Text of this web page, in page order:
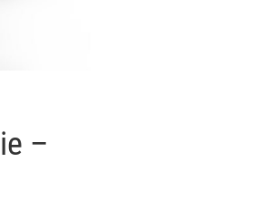
–